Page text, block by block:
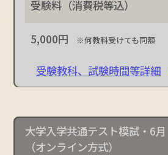
5,000円 ※何教科受けても同額
受験教科、試験時間等詳細
大学入学共通テスト模試・6月
（オンライン方式）